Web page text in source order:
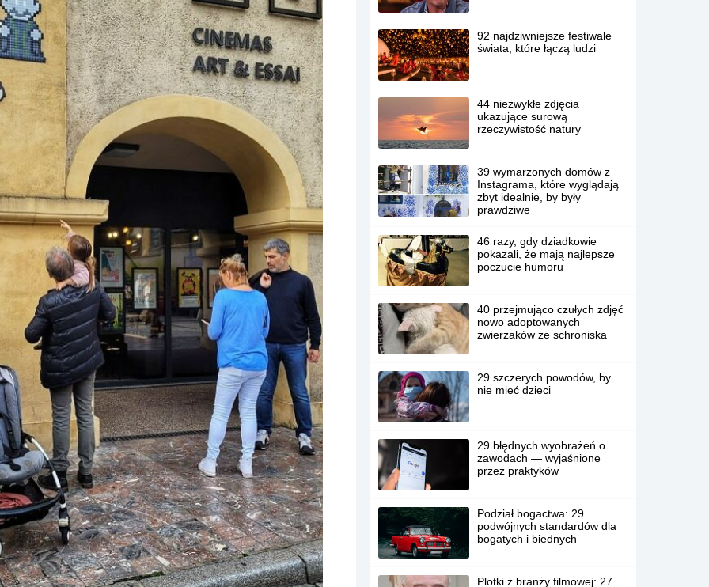
92 najdziwniejsze festiwale
świata, które łączą ludzi
44 niezwykłe zdjęcia
ukazujące surową
rzeczywistość natury
39 wymarzonych domów z
Instagrama, które wyglądają
zbyt idealnie, by były
prawdziwe
46 razy, gdy dziadkowie
pokazali, że mają najlepsze
poczucie humoru
40 przejmująco czułych zdjęć
nowo adoptowanych
zwierzaków ze schroniska
29 szczerych powodów, by
nie mieć dzieci
29 błędnych wyobrażeń o
zawodach — wyjaśnione
przez praktyków
Podział bogactwa: 29
podwójnych standardów dla
bogatych i biednych
Plotki z branży filmowej: 27